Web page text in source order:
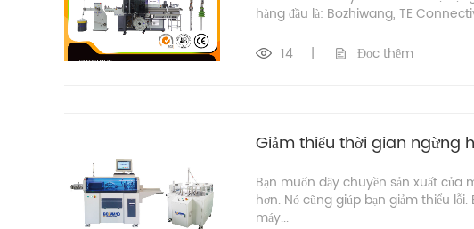
hàng đầu là: Bozhiwang, TE
14 | Đọc thêm
Giảm thiểu thời gian ngừng
Bạn muốn dây chuyền sản xuất của
hơn. Nó cũng giúp bạn giảm thiểu
máy...